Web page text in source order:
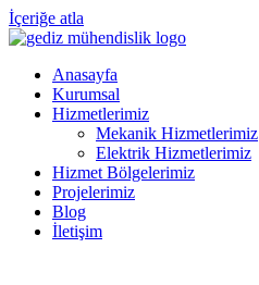
İçeriğe atla
Anasayfa
Kurumsal
Hizmetlerimiz
Mekanik Hizmetlerimiz
Elektrik Hizmetlerimiz
Hizmet Bölgelerimiz
Projelerimiz
Blog
İletişim